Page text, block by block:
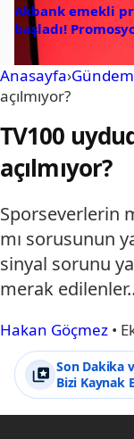
Akbank emekli
başladı!
Anasayfa›Gündem
açılmıyor?
TV100
açılmıyor?
Sporseverlerin
mı sorusunun
sinyal sorunu
merak
Hakan Göçmez •
Son Dakika
Bizi Kaynak